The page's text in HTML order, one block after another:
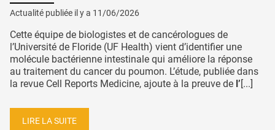
Actualité publiée il y a 11/06/2026
Cette équipe de biologistes et de cancérologues de
l’Université de Floride (UF Health) vient d’identifier une
molécule bactérienne intestinale qui améliore la réponse
au traitement du cancer du poumon. L’étude, publiée dans
la revue Cell Reports Medicine, ajoute à la preuve de l’[...]
LIRE LA SUITE